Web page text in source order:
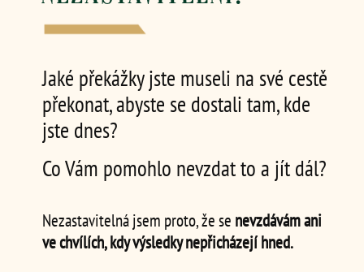
Jaké překážky jste museli na své cestě
překonat, abyste se dostali tam, kde
jste dnes?
Co Vám pomohlo nevzdat to a jít dál?
Nezastavitelná jsem proto, že se nevzdávám ani
ve chvílích, kdy výsledky nepřicházejí hned.